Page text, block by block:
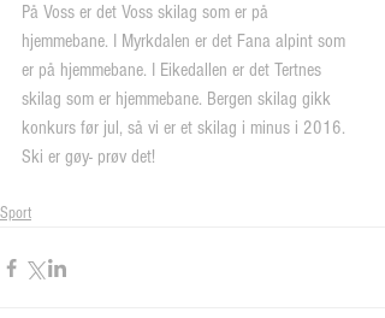
På Voss er det Voss skilag som er på
hjemmebane. I Myrkdalen er det Fana alpint som
er på hjemmebane. I Eikedallen er det Tertnes
skilag som er hjemmebane. Bergen skilag gikk
konkurs før jul, så vi er et skilag i minus i 2016.
Ski er gøy- prøv det!
Sport